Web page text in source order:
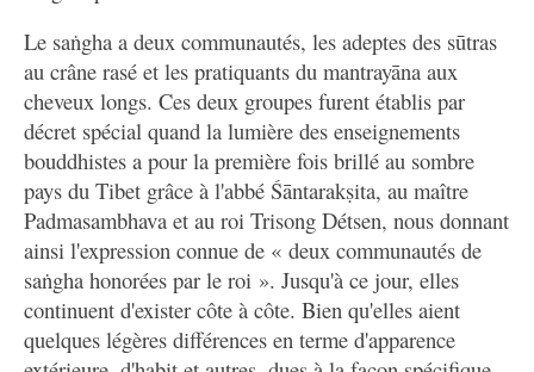
Le saṅgha a deux communautés, les adeptes des sūtras
au crâne rasé et les pratiquants du mantrayāna aux
cheveux longs. Ces deux groupes furent établis par
décret spécial quand la lumière des enseignements
bouddhistes a pour la première fois brillé au sombre
pays du Tibet grâce à l'abbé Śāntarakṣita, au maître
Padmasambhava et au roi Trisong Détsen, nous donnant
ainsi l'expression connue de « deux communautés de
saṅgha honorées par le roi ». Jusqu'à ce jour, elles
continuent d'exister côte à côte. Bien qu'elles aient
quelques légères différences en terme d'apparence